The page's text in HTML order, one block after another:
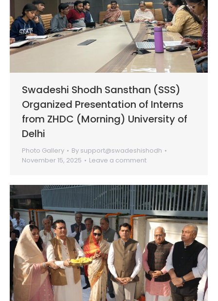
Swadeshi Shodh Sansthan (SSS)
Organized Presentation of Interns
from ZHDC (Morning) University of
Delhi
Photo Gallery By support@swadeshishodh
November 15, 2025
Leave a comment